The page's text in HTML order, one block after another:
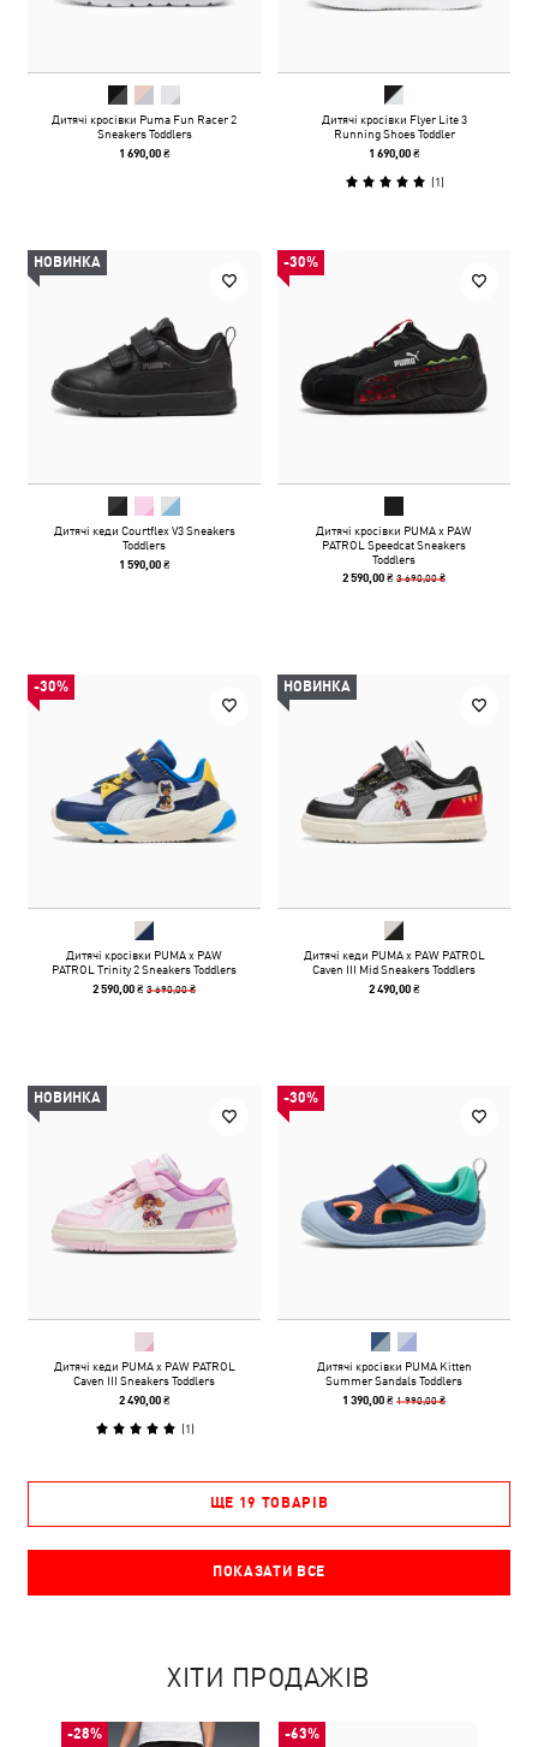
Дитячі кросівки Puma Fun Racer 2
Sneakers Toddlers
1 690,00 ₴
Дитячі кросівки Flyer Lite 3
Running Shoes Toddler
1 690,00 ₴
(1)
НОВИНКА
Дитячі кеди Courtflex V3 Sneakers
Toddlers
1 590,00 ₴
-30%
Дитячі кросівки PUMA x PAW
PATROL Speedcat Sneakers
Toddlers
2 590,00 ₴3 690,00 ₴
-30%
Дитячі кросівки PUMA x PAW
PATROL Trinity 2 Sneakers Toddlers
2 590,00 ₴3 690,00 ₴
НОВИНКА
Дитячі кеди PUMA x PAW PATROL
Caven III Mid Sneakers Toddlers
2 490,00 ₴
НОВИНКА
Дитячі кеди PUMA x PAW PATROL
Caven III Sneakers Toddlers
2 490,00 ₴
(1)
-30%
Дитячі кросівки PUMA Kitten
Summer Sandals Toddlers
1 390,00 ₴1 990,00 ₴
ЩЕ 19 ТОВАРІВ
ПОКАЗАТИ ВСЕ
ХІТИ ПРОДАЖІВ
-28% -63%